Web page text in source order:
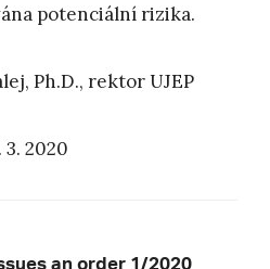
potenciální rizika.
Ph.D., rektor UJEP
2020